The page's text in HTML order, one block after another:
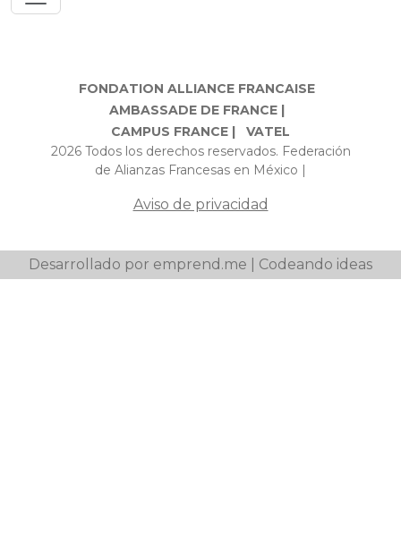
FONDATION ALLIANCE FRANCAISE
AMBASSADE DE FRANCE |
CAMPUS FRANCE |
VATEL
2026 Todos los derechos reservados. Federación
de Alianzas Francesas en México |
Aviso de privacidad
Desarrollado por emprend.me | Codeando ideas